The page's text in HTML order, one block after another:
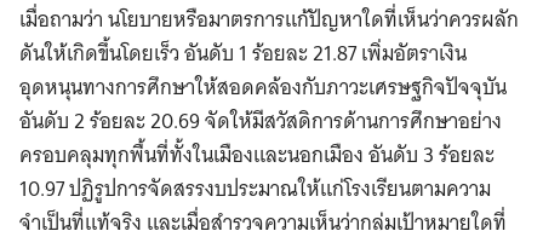
เมื่อถามว่า นโยบายหรือมาตรการแก้ปัญหาใดที่เห็นว่าควรผลัก
ดันให้เกิดขึ้นโดยเร็ว อันดับ 1 ร้อยละ 21.87 เพิ่มอัตราเงิน
อุดหนุนทางการศึกษาให้สอดคล้องกับภาวะเศรษฐกิจปัจจุบัน
อันดับ 2 ร้อยละ 20.69 จัดให้มีสวัสดิการด้านการศึกษาอย่าง
ครอบคลุมทุกพื้นที่ทั้งในเมืองและนอกเมือง อันดับ 3 ร้อยละ
10.97 ปฏิรูปการจัดสรรงบประมาณให้แก่โรงเรียนตามความ
จำเป็นที่แท้จริง และเมื่อสำรวจความเห็นว่ากลุ่มเป้าหมายใดที่